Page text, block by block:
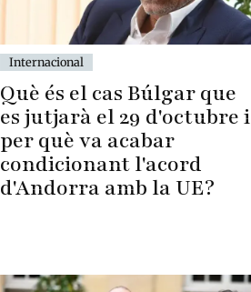
Internacional
Què és el cas Búlgar que
es jutjarà el 29 d'octubre i
per què va acabar
condicionant l'acord
d'Andorra amb la UE?